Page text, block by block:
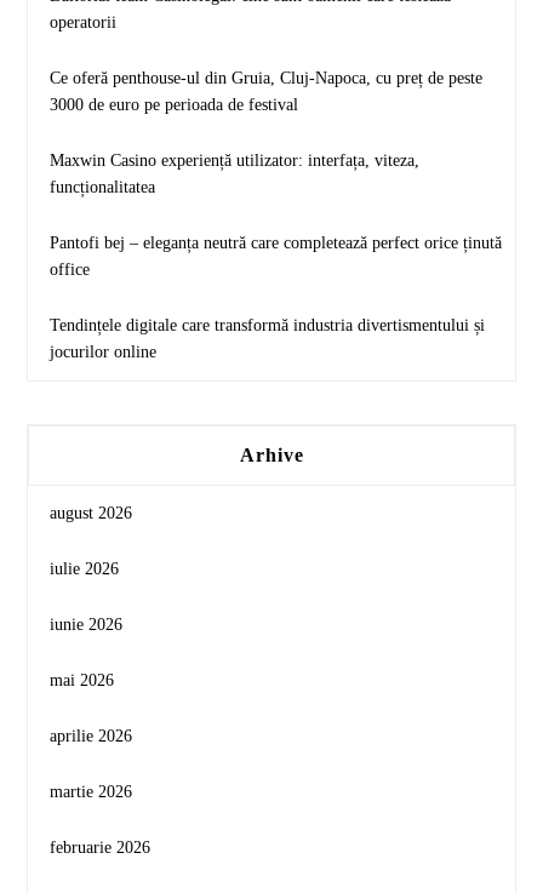
operatorii
Ce oferă penthouse-ul din Gruia, Cluj-Napoca, cu preț de peste
3000 de euro pe perioada de festival
Maxwin Casino experiență utilizator: interfața, viteza,
funcționalitatea
Pantofi bej – eleganța neutră care completează perfect orice ținută
office
Tendințele digitale care transformă industria divertismentului și
jocurilor online
Arhive
august 2026
iulie 2026
iunie 2026
mai 2026
aprilie 2026
martie 2026
februarie 2026